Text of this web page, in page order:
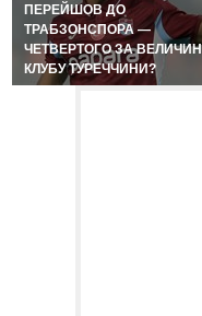
ПЕРЕЙШОВ ДО
ТРАБЗОНСПОРА —
ЧЕТВЕРТОГО ЗА
КЛУБУ ТУРЕЧЧИНИ?